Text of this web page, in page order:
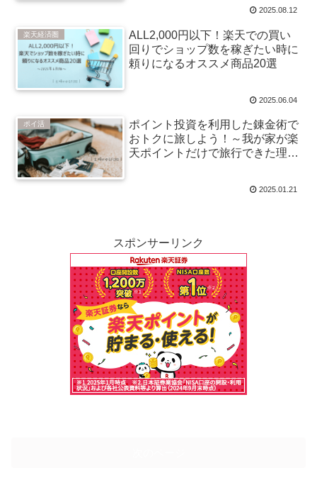
2025.08.12
楽天経済圏
ALL2,000円以下！楽天での買い
回りでショップ数を稼ぎたい時に
頼りになるオススメ商品20選
2025.06.04
ポイ活
ポイント投資を利用した錬金術で
おトクに旅しよう！～我が家が楽
天ポイントだけで旅行できた理由
2025.01.21
スポンサーリンク